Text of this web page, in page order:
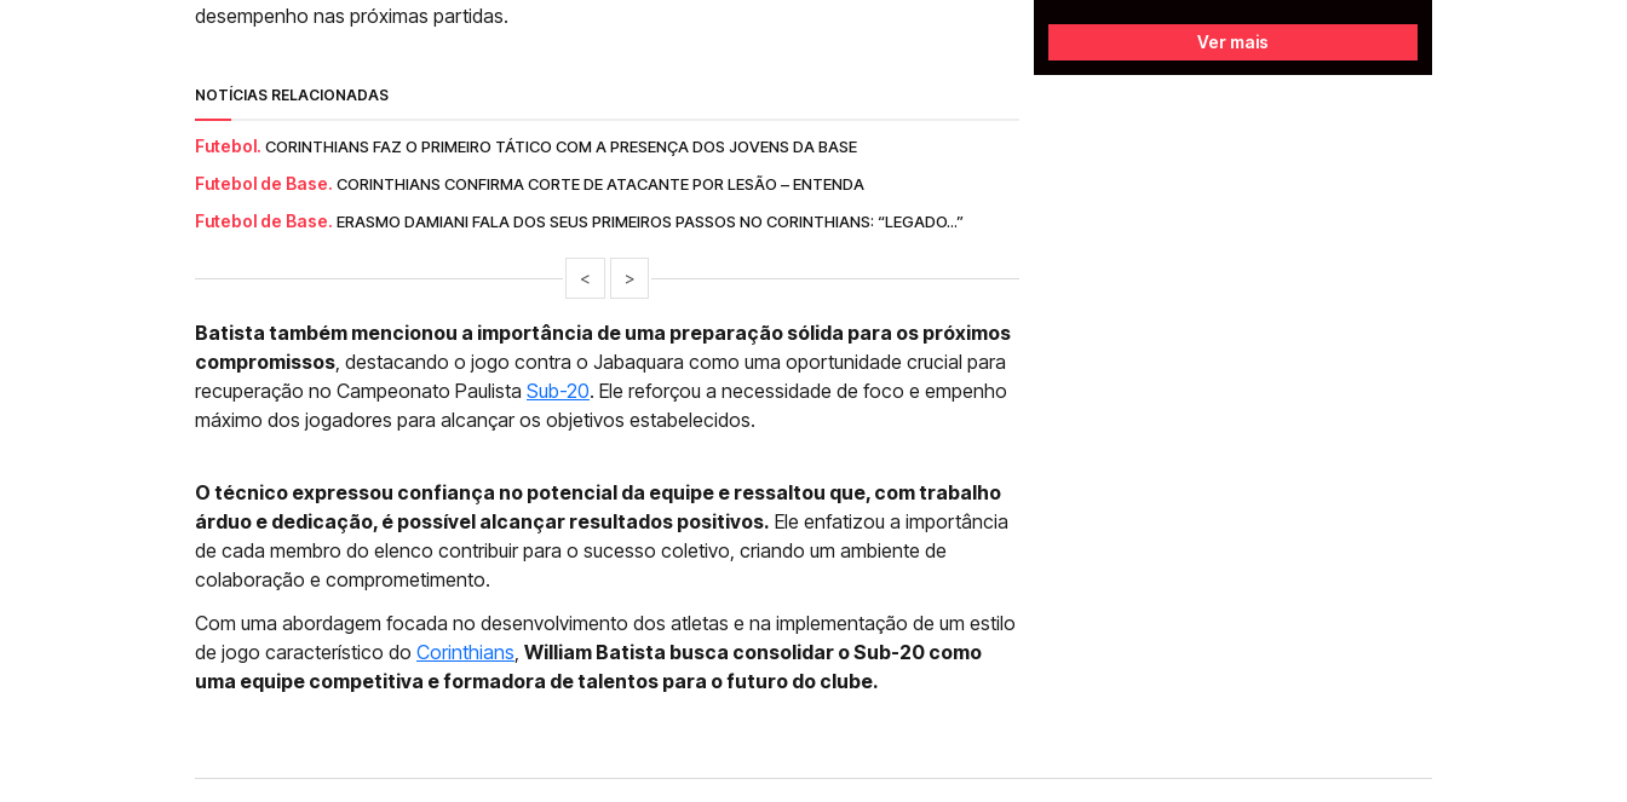
desempenho nas próximas partidas.
NOTÍCIAS RELACIONADAS
Futebol. CORINTHIANS FAZ O PRIMEIRO TÁTICO COM A PRESENÇA DOS JOVENS DA BASE
Futebol de Base. CORINTHIANS CONFIRMA CORTE DE ATACANTE POR LESÃO – ENTENDA
Futebol de Base. ERASMO DAMIANI FALA DOS SEUS PRIMEIROS PASSOS NO CORINTHIANS: “LEGADO...”
< >
Batista também mencionou a importância de uma preparação sólida para os próximos
compromissos, destacando o jogo contra o Jabaquara como uma oportunidade crucial para
recuperação no Campeonato Paulista Sub-20. Ele reforçou a necessidade de foco e empenho
máximo dos jogadores para alcançar os objetivos estabelecidos.
O técnico expressou confiança no potencial da equipe e ressaltou que, com trabalho
árduo e dedicação, é possível alcançar resultados positivos. Ele enfatizou a importância
de cada membro do elenco contribuir para o sucesso coletivo, criando um ambiente de
colaboração e comprometimento.
Com uma abordagem focada no desenvolvimento dos atletas e na implementação de um estilo
de jogo característico do Corinthians, William Batista busca consolidar o Sub-20 como
uma equipe competitiva e formadora de talentos para o futuro do clube.
Ver mais